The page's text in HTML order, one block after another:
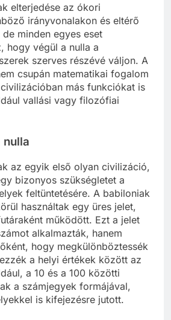
elterjedése az ókori
irányvonalakon és eltérő
minden egyes eset
hogy végül a nulla a
szerves részévé váljon. A
csupán matematikai fogalom
más funkciókat is
vallási vagy filozófiai
nulla
az egyik első olyan civilizáció,
bizonyos szükségletet a
feltüntetésére. A babiloniak
használtak egy üres jelet,
működött. Ezt a jelet
alkalmazták, hanem
hogy megkülönböztessék
a helyi értékek között az
a 10 és a 100 közötti
a számjegyek formájával,
is kifejezésre jutott.